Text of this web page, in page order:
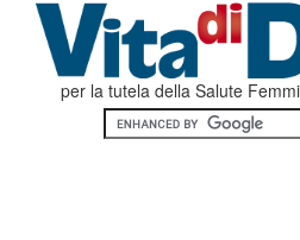
per la tutela della Salute